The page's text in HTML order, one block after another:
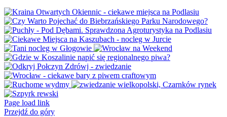
Page load link
Przejdź do góry